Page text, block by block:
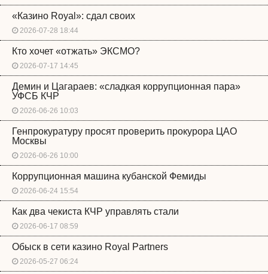
«Казино Royal»: сдал своих
2026-07-28 18:44
Кто хочет «отжать» ЭКСМО?
2026-07-17 14:45
Демин и Цагараев: «сладкая коррупционная пара»
УФСБ КЧР
2026-06-26 10:03
Генпрокуратуру просят проверить прокурора ЦАО
Москвы
2026-06-26 10:00
Коррупционная машина кубанской Фемиды
2026-06-24 15:54
Как два чекиста КЧР управлять стали
2026-06-17 08:59
Обыск в сети казино Royal Partners
2026-05-27 06:24